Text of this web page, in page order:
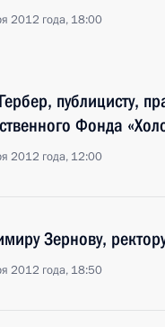
2012 года, 18:00
публицисту,
Фонда
2012 года, 12:00
Зернову,
2012 года, 18:50